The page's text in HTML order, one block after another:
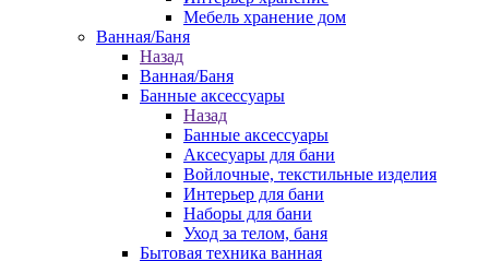
Мебель хранение дом
Ванная/Баня
Назад
Ванная/Баня
Банные аксессуары
Назад
Банные аксессуары
Аксесуары для бани
Войлочные, текстильные изделия
Интерьер для бани
Наборы для бани
Уход за телом, баня
Бытовая техника ванная